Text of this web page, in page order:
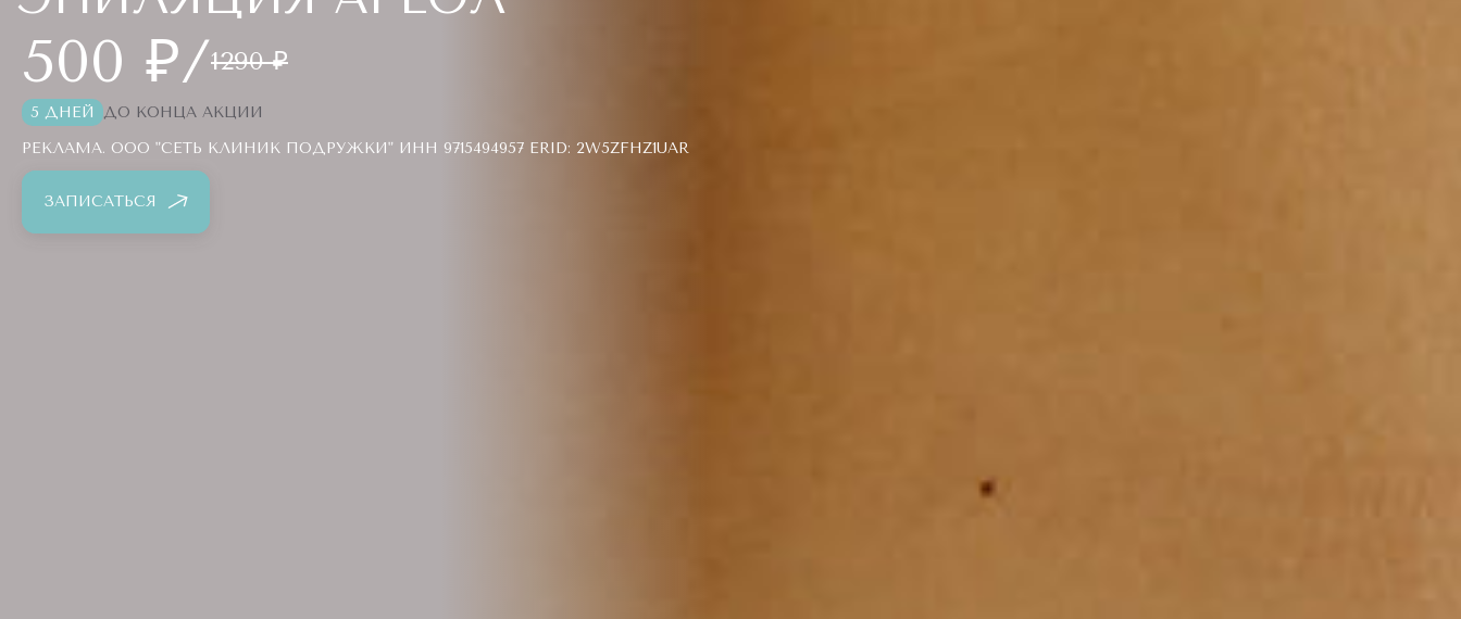
500 ₽/1290 ₽
5 ДНЕЙ
ДО КОНЦА АКЦИИ
РЕКЛАМА. ООО "СЕТЬ КЛИНИК ПОДРУЖКИ" ИНН 9715494957 ERID: 2W5ZFHZ1UAR
ЗАПИСАТЬСЯ